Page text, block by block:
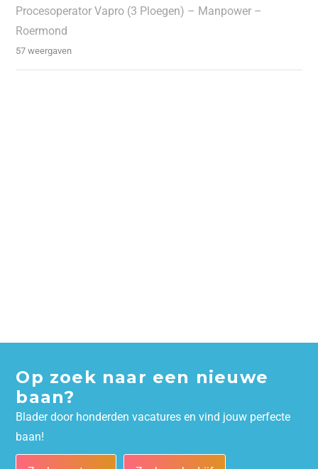
Procesoperator Vapro (3 Ploegen) – Manpower –
Roermond
57 weergaven
Op zoek naar een nieuwe
baan?
Blader door honderden vacatures en vind jouw perfecte
baan!